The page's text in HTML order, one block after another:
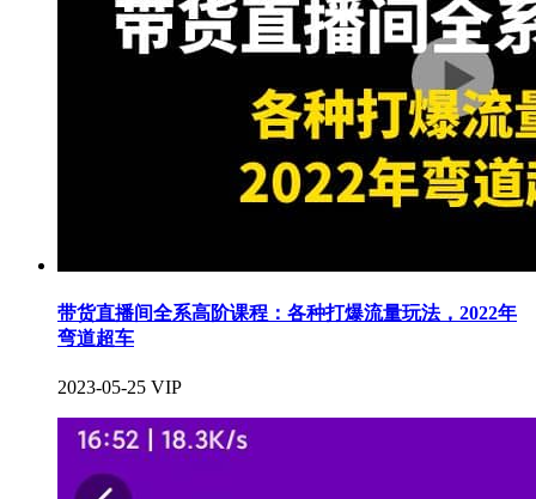
带货直播间全系高阶课程：各种打爆流量玩法，2022年
弯道超车
2023-05-25 VIP